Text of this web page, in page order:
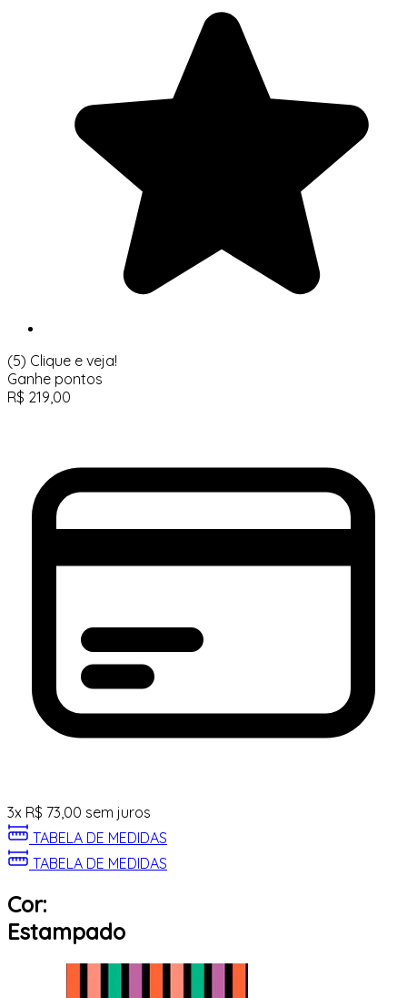
(5) Clique e veja!
Ganhe pontos
R$ 219,00
3x R$ 73,00 sem juros
TABELA DE MEDIDAS
TABELA DE MEDIDAS
Cor:
Estampado